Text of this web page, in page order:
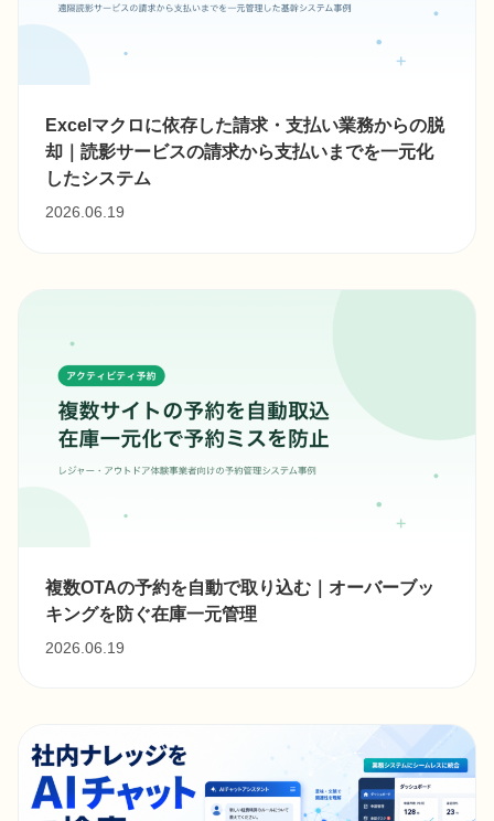
Excelマクロに依存した請求・支払い業務からの脱
却｜読影サービスの請求から支払いまでを一元化
したシステム
2026.06.19
複数OTAの予約を自動で取り込む｜オーバーブッ
キングを防ぐ在庫一元管理
2026.06.19